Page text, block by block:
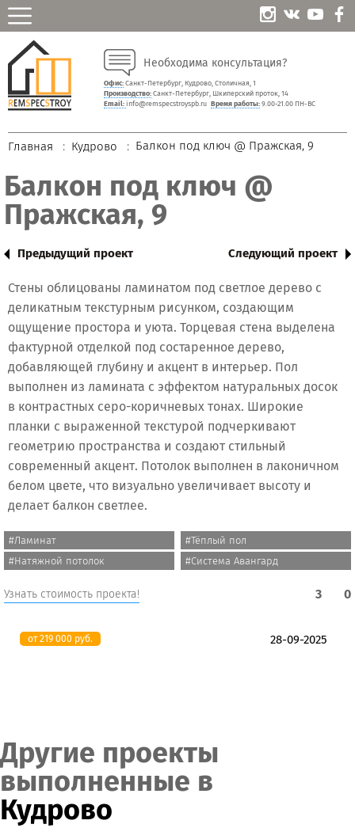
Необходима консультация?
Офис:Санкт-Петербург, Кудрово, Столичная, 1
Производство:Санкт-Петербург, Шкиперский проток, 14
Email: info@remspecstroyspb.ru Время работы:9.00-21.00 ПН-ВС
Главная Кудрово Балкон под ключ @ Пражская, 9
Балкон под ключ @
Пражская, 9
Предыдущий проект Следующий проект
Стены облицованы ламинатом под светлое дерево с
деликатным текстурным рисунком, создающим
ощущение простора и уюта. Торцевая стена выделена
фактурной отделкой под состаренное дерево,
добавляющей глубину и акцент в интерьер. Пол
выполнен из ламината с эффектом натуральных досок
в контрастных серо-коричневых тонах. Широкие
планки с выраженной текстурой подчеркивают
геометрию пространства и создают стильный
современный акцент. Потолок выполнен в лаконичном
белом цвете, что визуально увеличивает высоту и
делает балкон светлее.
#Ламинат
#Тёплый пол
#Натяжной потолок
#Система Авангард
Узнать стоимость проекта! 3 0
от 219 000 руб. 28-09-2025
Другие проекты
выполненные в
Кудрово